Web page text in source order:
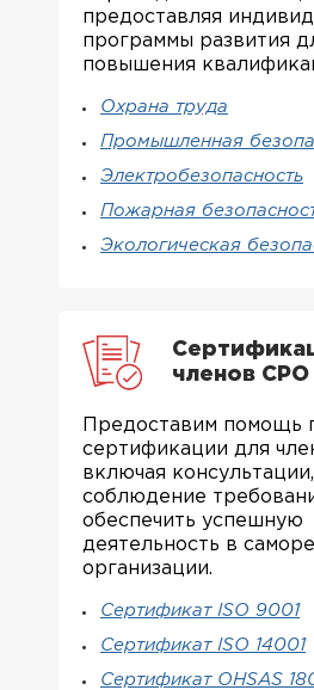
предоставляя
программы развития
повышения
Охрана труда
Промышленная
Электробезопасность
Пожарная
Экологическая
членов СРО
Предоставим помощь
сертификации для
включая
соблюдение
обеспечить успешную
деятельность в
организации.
Сертификат ISO 9001
Сертификат ISO 14001
Сертификат OHSAS